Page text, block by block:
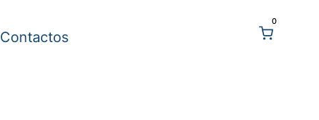
0
Contactos